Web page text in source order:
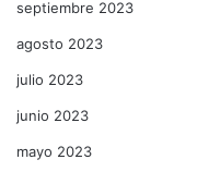
septiembre 2023
agosto 2023
julio 2023
junio 2023
mayo 2023